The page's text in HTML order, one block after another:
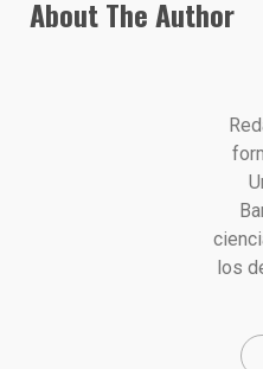
About The Author
los